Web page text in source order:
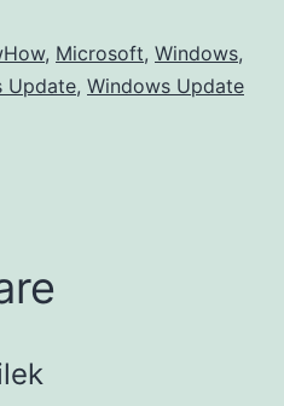
, Microsoft, Windows,
Update, Windows Update